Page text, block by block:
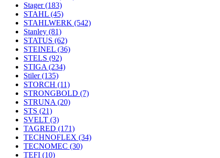
Stager(183)
STAHL (45)
STAHLWERK (542)
Stanley (81)
STATUS (62)
STEINEL (36)
STELS (92)
STIGA (234)
Stiler(135)
STORCH (11)
STRONGBOLD (7)
STRUNA (20)
STS (21)
SVELT (3)
TAGRED (171)
TECHNOFLEX (34)
TECNOMEC (30)
TEFI (10)